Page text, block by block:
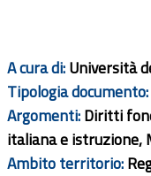
A cura di:Università
Tipologia documento:
Argomenti:Diritti
italiana e istruzione,
Ambito territorio: